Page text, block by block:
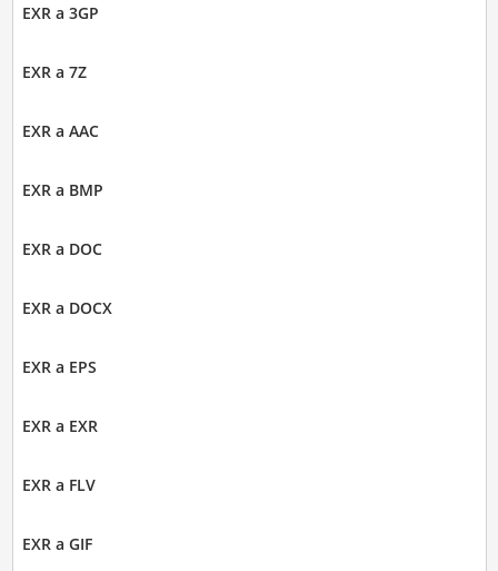
EXR a 3GP
EXR a 7Z
EXR a AAC
EXR a BMP
EXR a DOC
EXR a DOCX
EXR a EPS
EXR a EXR
EXR a FLV
EXR a GIF